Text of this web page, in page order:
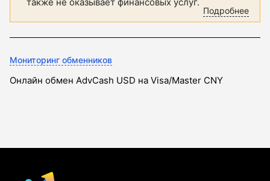
Подробнее
Мониторинг обменников
Онлайн обмен AdvCash USD на Visa/Master CNY